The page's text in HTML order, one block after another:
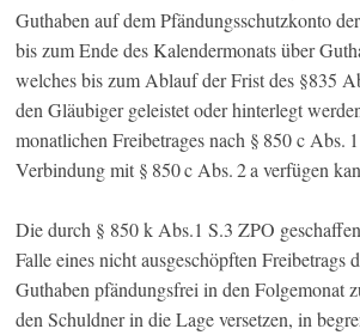
Guthaben auf dem Pfändungsschutzkonto
bis zum Ende des Kalendermonats über
welches bis zum Ablauf der Frist des §835
den Gläubiger geleistet oder hinterlegt
monatlichen Freibetrages nach § 850 c Abs.
Verbindung mit § 850 c Abs. 2 a verfügen
Die durch § 850 k Abs.1 S.3 ZPO
Falle eines nicht ausgeschöpften Freibetrags
Guthaben pfändungsfrei in den Folgemonat
den Schuldner in die Lage versetzen, in